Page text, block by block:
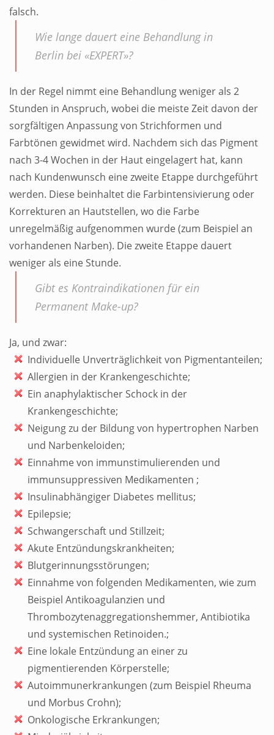
falsch.
Wie lange dauert eine Behandlung in
Berlin bei «EXPERT»?
In der Regel nimmt eine Behandlung weniger als 2
Stunden in Anspruch, wobei die meiste Zeit davon der
sorgfältigen Anpassung von Strichformen und
Farbtönen gewidmet wird. Nachdem sich das Pigment
nach 3-4 Wochen in der Haut eingelagert hat, kann
nach Kundenwunsch eine zweite Etappe durchgeführt
werden. Diese beinhaltet die Farbintensivierung oder
Korrekturen an Hautstellen, wo die Farbe
unregelmäßig aufgenommen wurde (zum Beispiel an
vorhandenen Narben). Die zweite Etappe dauert
weniger als eine Stunde.
Gibt es Kontraindikationen für ein
Permanent Make-up?
Ja, und zwar:
Individuelle Unverträglichkeit von Pigmentanteilen;
Allergien in der Krankengeschichte;
Ein anaphylaktischer Schock in der
Krankengeschichte;
Neigung zu der Bildung von hypertrophen Narben
und Narbenkeloiden;
Einnahme von immunstimulierenden und
immunsuppressiven Medikamenten ;
Insulinabhängiger Diabetes mellitus;
Epilepsie;
Schwangerschaft und Stillzeit;
Akute Entzündungskrankheiten;
Blutgerinnungsstörungen;
Einnahme von folgenden Medikamenten, wie zum
Beispiel Antikoagulanzien und
Thrombozytenaggregationshemmer, Antibiotika
und systemischen Retinoiden.;
Eine lokale Entzündung an einer zu
pigmentierenden Körperstelle;
Autoimmunerkrankungen (zum Beispiel Rheuma
und Morbus Crohn);
Onkologische Erkrankungen;